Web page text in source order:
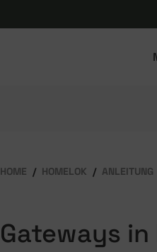
HOME HOMELOK ANLEITUNG
Gateways in